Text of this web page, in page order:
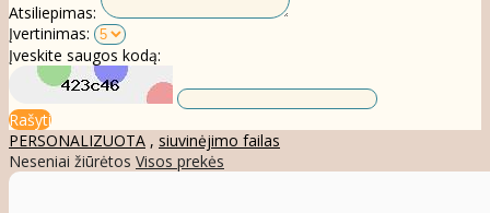
Atsiliepimas:
Įvertinimas:
Įveskite saugos kodą:
Rašyti
PERSONALIZUOTA , siuvinėjimo failas
Neseniai žiūrėtos Visos prekės